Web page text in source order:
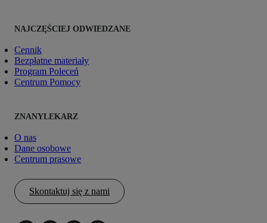
NAJCZĘŚCIEJ ODWIEDZANE
Cennik
Bezpłatne materiały
Program Poleceń
Centrum Pomocy
ZNANYLEKARZ
O nas
Dane osobowe
Centrum prasowe
Skontaktuj się z nami